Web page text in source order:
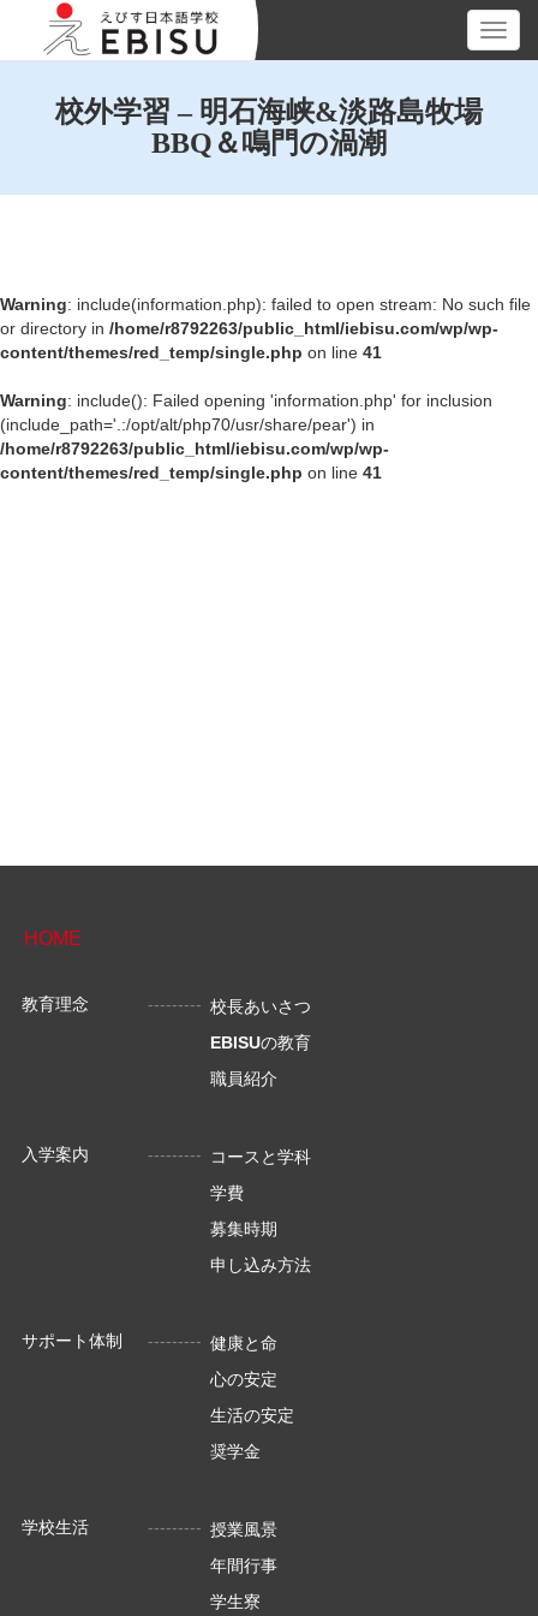
校外学習 – 明石海峡&淡路島牧場
BBQ＆鳴門の渦潮
Warning: include(information.php): failed to open stream: No such file
or directory in /home/r8792263/public_html/iebisu.com/wp/wp-
content/themes/red_temp/single.php on line 41
Warning: include(): Failed opening 'information.php' for inclusion
(include_path='.:/opt/alt/php70/usr/share/pear') in
/home/r8792263/public_html/iebisu.com/wp/wp-
content/themes/red_temp/single.php on line 41
HOME
教育理念
校長あいさつ
EBISUの教育
職員紹介
入学案内
コースと学科
学費
募集時期
申し込み方法
サポート体制
健康と命
心の安定
生活の安定
奨学金
学校生活
授業風景
年間行事
学生寮